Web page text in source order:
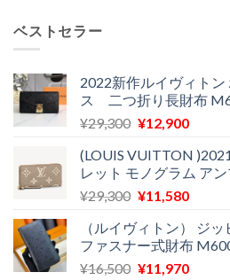
¥24,000
で
し
は
で
ベストセラー
2022新作ルイヴィト
ス 二つ折り長財布
¥29,300 元
価
格
は
で
し
た。
¥12,900現
の
価
格
で
す。
(LOUIS VUITTON
レット モノグラム ア
¥29,300 元
価
格
は
¥11,580現
の
価
格
（ルイヴィトン） ジ
ファスナー式財布
¥16,500 元
¥11,970現